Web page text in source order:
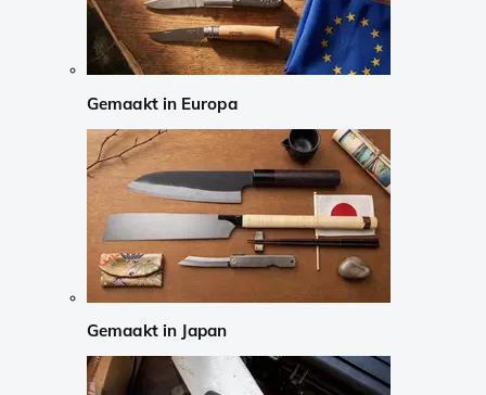
Gemaakt in Europa
Gemaakt in Japan